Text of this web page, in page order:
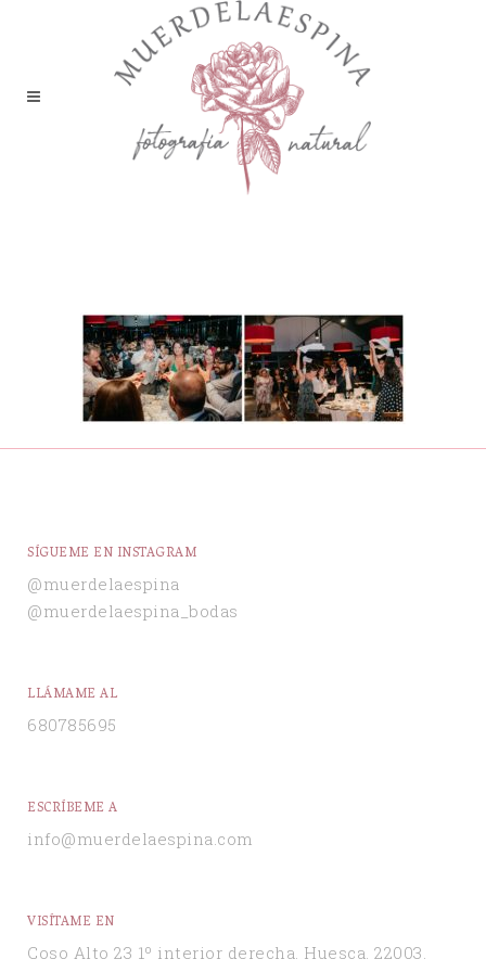
SÍGUEME EN INSTAGRAM
@muerdelaespina
@muerdelaespina_bodas
LLÁMAME AL
680785695
ESCRÍBEME A
info@muerdelaespina.com
VISÍTAME EN
Coso Alto 23 1º interior derecha. Huesca. 22003.